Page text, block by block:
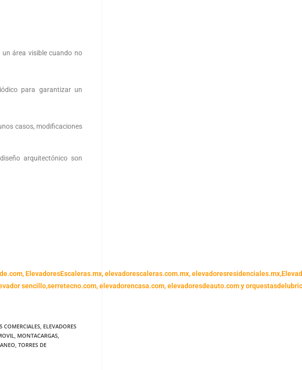
área visible cuando no
para garantizar un
casos, modificaciones
arquitectónico son
ElevadoresEscaleras.mx,elevadorescaleras.com.mx,elevadoresresidenciales.mx,
sencillo,serretecno.com, elevadorencasa.com, elevadoresdeauto.comy
COMERCIALES, ELEVADORES
, MONTACARGAS,
, TORRES DE